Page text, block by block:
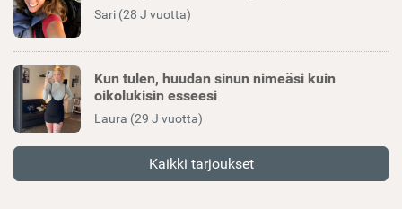
Sari (28 J vuotta)
Kun tulen, huudan sinun nimeäsi kuin
oikolukisin esseesi
Laura (29 J vuotta)
Kaikki tarjoukset